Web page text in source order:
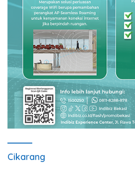
Cikarang